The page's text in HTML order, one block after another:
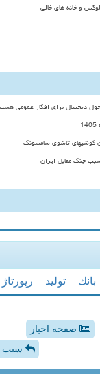
و خانه های خالی
دیجیتال برای افکار عمومی
تاشوی سامسونگ
جنگ مقابل ایران
بانك تولید رپورتاژ
صفحه اخبار
سیب